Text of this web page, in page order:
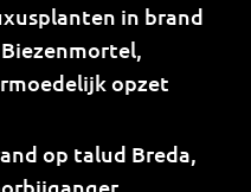
in brand
opzet
op talud Breda,